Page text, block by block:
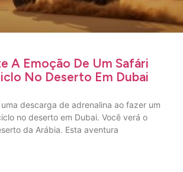
A Emoção De Um Safári
No Deserto Em Dubai
descarga de adrenalina ao fazer um
no deserto em Dubai. Você verá o
da Arábia. Esta aventura